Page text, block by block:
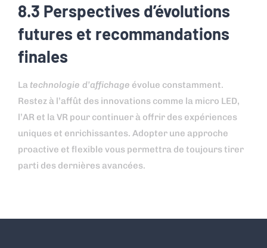
8.3 Perspectives d’évolutions
futures et recommandations
finales
La technologie d’affichage évolue constamment.
Restez à l’affût des innovations comme la micro LED,
l’AR et la VR pour continuer à offrir des expériences
uniques et enrichissantes. Adopter une approche
proactive et flexible vous permettra de toujours tirer
parti des dernières avancées.